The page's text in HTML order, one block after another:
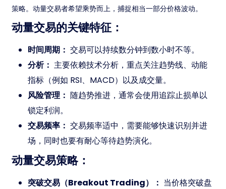
策略。动量交易者希望乘势而上，捕捉相当一部分价格波动。
动量交易的关键特征：
时间周期： 交易可以持续数分钟到数小时不等。
分析： 主要依赖技术分析，重点关注趋势线、动能
指标（例如 RSI、MACD）以及成交量。
风险管理： 随趋势推进，通常会使用追踪止损单以
锁定利润。
交易频率： 交易频率适中，需要能够快速识别并进
场，同时也要有耐心等待趋势演化。
动量交易策略：
突破交易（Breakout Trading）： 当价格突破盘